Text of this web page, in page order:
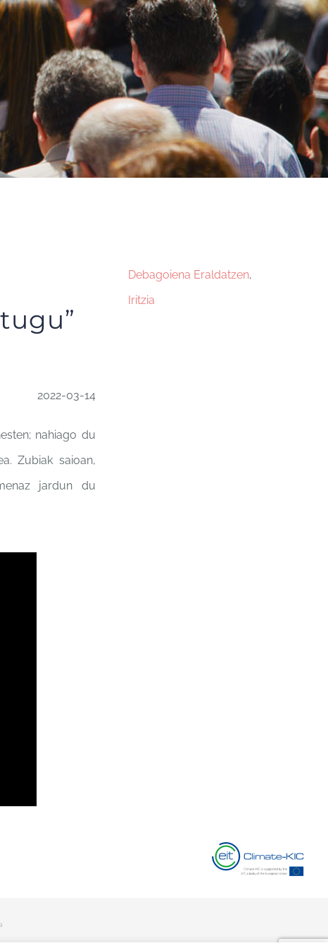
2022-03-14
nahiago du
Zubiak saioan,
jardun du
Debagoiena Eraldatzen,
Iritzia